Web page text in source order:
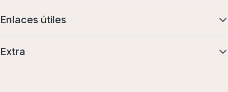
Enlaces útiles
Extra